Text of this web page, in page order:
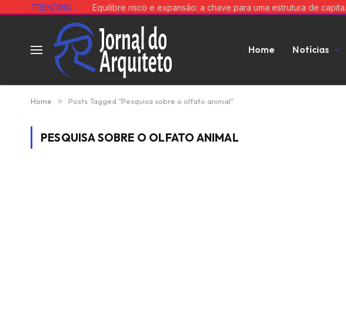
TRENDING Equilibre
Home Notícias
Home » Posts Tagged "Pesquisa sobre o olfato animal"
PESQUISA SOBRE O OLFATO ANIMAL